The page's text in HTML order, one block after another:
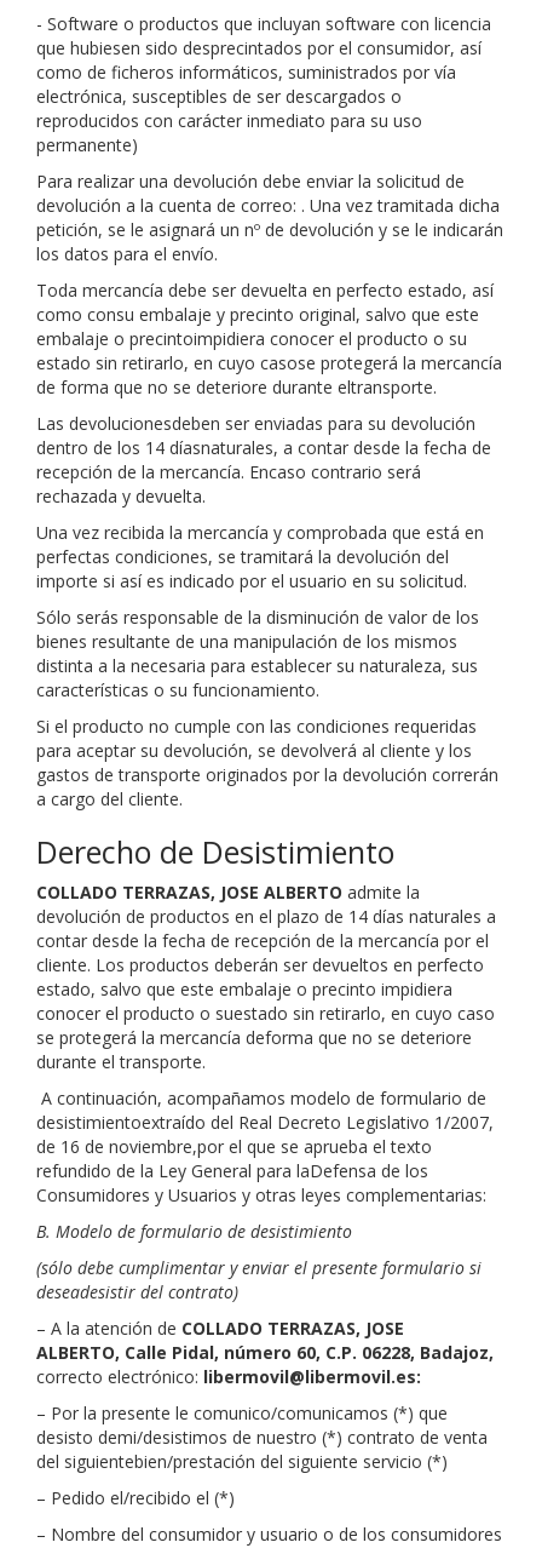
- Software o productos que incluyan software con licencia
que hubiesen sido desprecintados por el consumidor, así
como de ficheros informáticos, suministrados por vía
electrónica, susceptibles de ser descargados o
reproducidos con carácter inmediato para su uso
permanente)
Para realizar una devolución debe enviar la solicitud de
devolución a la cuenta de correo: . Una vez tramitada dicha
petición, se le asignará un nº de devolución y se le indicarán
los datos para el envío.
Toda mercancía debe ser devuelta en perfecto estado, así
como consu embalaje y precinto original, salvo que este
embalaje o precintoimpidiera conocer el producto o su
estado sin retirarlo, en cuyo casose protegerá la mercancía
de forma que no se deteriore durante eltransporte.
Las devolucionesdeben ser enviadas para su devolución
dentro de los 14 díasnaturales, a contar desde la fecha de
recepción de la mercancía. Encaso contrario será
rechazada y devuelta.
Una vez recibida la mercancía y comprobada que está en
perfectas condiciones, se tramitará la devolución del
importe si así es indicado por el usuario en su solicitud.
Sólo serás responsable de la disminución de valor de los
bienes resultante de una manipulación de los mismos
distinta a la necesaria para establecer su naturaleza, sus
características o su funcionamiento.
Si el producto no cumple con las condiciones requeridas
para aceptar su devolución, se devolverá al cliente y los
gastos de transporte originados por la devolución correrán
a cargo del cliente.
Derecho de Desistimiento
COLLADO TERRAZAS, JOSE ALBERTO admite la
devolución de productos en el plazo de 14 días naturales a
contar desde la fecha de recepción de la mercancía por el
cliente. Los productos deberán ser devueltos en perfecto
estado, salvo que este embalaje o precinto impidiera
conocer el producto o suestado sin retirarlo, en cuyo caso
se protegerá la mercancía deforma que no se deteriore
durante el transporte.
A continuación, acompañamos modelo de formulario de
desistimientoextraído del Real Decreto Legislativo 1/2007,
de 16 de noviembre,por el que se aprueba el texto
refundido de la Ley General para laDefensa de los
Consumidores y Usuarios y otras leyes complementarias:
B. Modelo de formulario de desistimiento
(sólo debe cumplimentar y enviar el presente formulario si
deseadesistir del contrato)
– A la atención de COLLADO TERRAZAS, JOSE
ALBERTO, Calle Pidal, número 60, C.P. 06228, Badajoz,
correcto electrónico: libermovil@libermovil.es:
– Por la presente le comunico/comunicamos (*) que
desisto demi/desistimos de nuestro (*) contrato de venta
del siguientebien/prestación del siguiente servicio (*)
– Pedido el/recibido el (*)
– Nombre del consumidor y usuario o de los consumidores